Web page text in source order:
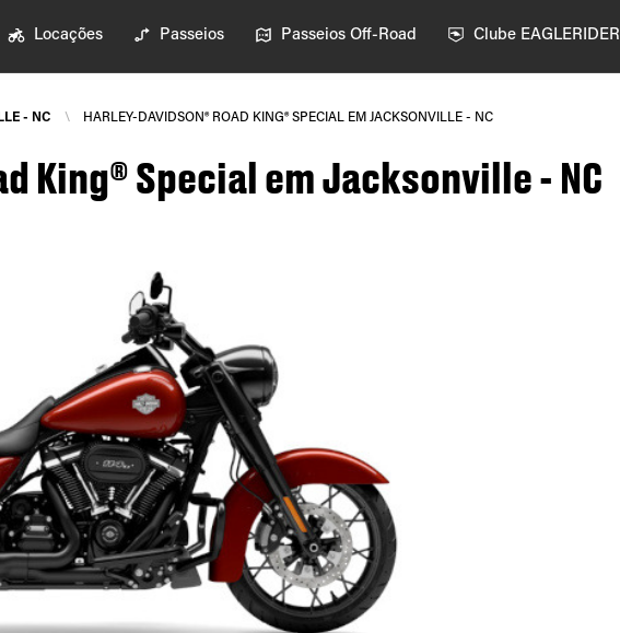
Locações Passeios Passeios Off-Road Clube EAGLERIDER
- NC \ HARLEY-DAVIDSON® ROAD KING® SPECIAL EM JACKSONVILLE - NC
King® Special em Jacksonville - NC